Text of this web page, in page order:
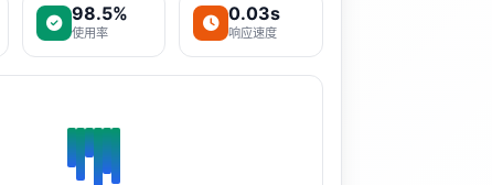
98.5%
使用率
0.03s
响应速度